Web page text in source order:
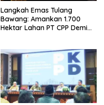
Langkah Emas Tulang
Bawang: Amankan 1.700
Hektar Lahan PT CPP Demi